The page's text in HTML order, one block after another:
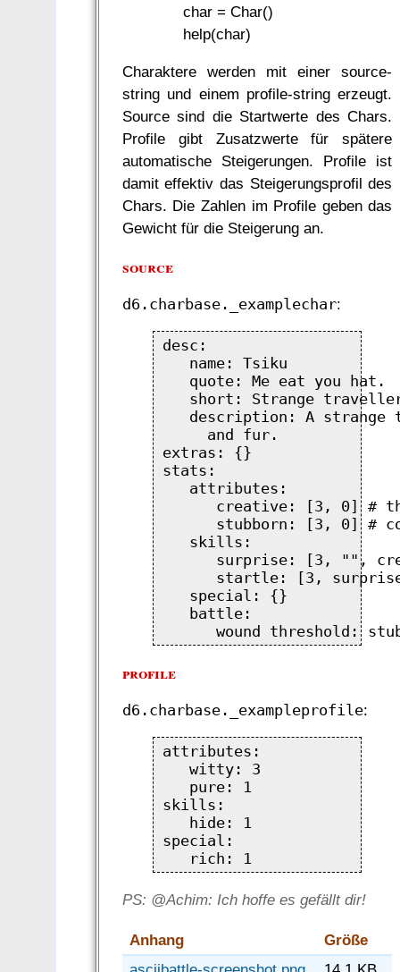
char = Char()
help(char)
Charaktere werden mit einer source-
string und einem profile-string erzeugt.
Source sind die Startwerte des Chars.
Profile gibt Zusatzwerte für spätere
automatische Steigerungen. Profile ist
damit effektiv das Steigerungsprofil des
Chars. Die Zahlen im Profile geben das
Gewicht für die Steigerung an.
source
d6.charbase._examplechar:
desc:
   name: Tsiku
   quote: Me eat you hat.
short: Strange
description: A strange
     and fur.
extras: {}
stats:
   attributes:
creative: [3, 0] #
stubborn: [3, 0] #
   skills:
surprise: [3, "",
startle: [3,
   special: {}
   battle:
profile
d6.charbase._exampleprofile:
attributes:
   witty: 3
   pure: 1
skills:
   hide: 1
special:
PS: @Achim: Ich hoffe es gefällt dir!
Anhang
Größe